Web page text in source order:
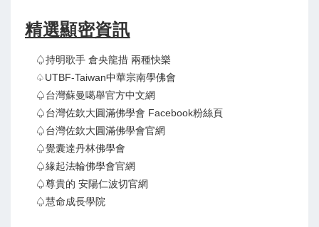
精選顯密資訊
♤持明歌手 倉央龍措 兩種快樂
♤UTBF-Taiwan中華宗南學佛會
♤台灣蘇曼噶舉官方中文網
♤台灣佐欽大圓滿佛學會 Facebook粉絲頁
♤台灣佐欽大圓滿佛學會官網
♤覺囊達丹林佛學會
♤緣起法輪佛學會官網
♤尊貴的 安陽仁波切官網
♤慧命成長學院